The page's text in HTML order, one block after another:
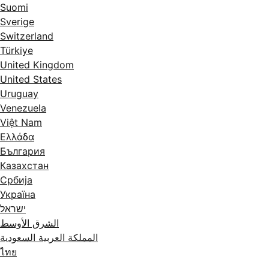
Suomi
Sverige
Switzerland
Türkiye
United Kingdom
United States
Uruguay
Venezuela
Việt Nam
Ελλάδα
България
Казахстан
Србија
Україна
ישראל
الشرق الأوسط
المملكة العربية السعودية
ไทย